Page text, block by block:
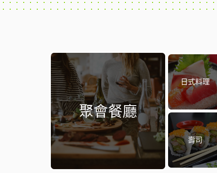
聚會餐廳
日式料理
壽司